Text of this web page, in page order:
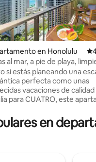
4.98 de 5; 109
en Honolulu
al mar, a pie de playa,
gratis, cocina
si estás planeando una
perfecta como unas
vacaciones de calidad
para CUATRO, este
los requisitos. El
TIPO KING es ideal para
en